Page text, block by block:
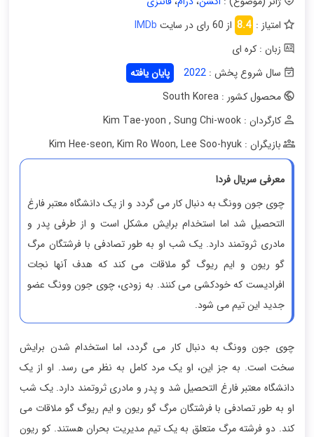
امتیاز : 8.4 از 60 رای در سایت
IMDb
زبان : کره ای
سال شروع پخش :2022
پایان یافته
محصول کشور : South Korea
کارگردان : Kim Tae-yoon
, Sung Chi-wook
بازیگران : Kim Hee-seon
, Kim Ro Woon, Lee Soo-hyuk
معرفی سریال فردا
چوی جون وونگ به دنبال کار می گردد و از یک دانشگاه معتبر فارغ
التحصیل شد اما استخدام برایش مشکل است و از طرفی پدر و
مادری ثروتمند دارد. یک شب او به طور تصادفی با فرشتگان مرگ
گو ریون و ایم ریوگ گو ملاقات می کند که هدف آنها نجات
افرادیست که خودکشی می کنند. به زودی، چوی جون وونگ عضو
جدید این تیم می شود.
چوی جون وونگ به دنبال کار می گردد، اما استخدام شدن برایش
سخت است. به جز این، او یک مرد کامل به نظر می رسد. او از یک
دانشگاه معتبر فارغ التحصیل شد و پدر و مادری ثروتمند دارد. یک شب
او به طور تصادفی با فرشتگان مرگ گو ریون و ایم ریوگ گو ملاقات می
کند. دو فرشته مرگ متعلق به یک تیم مدیریت بحران هستند. کو ریون